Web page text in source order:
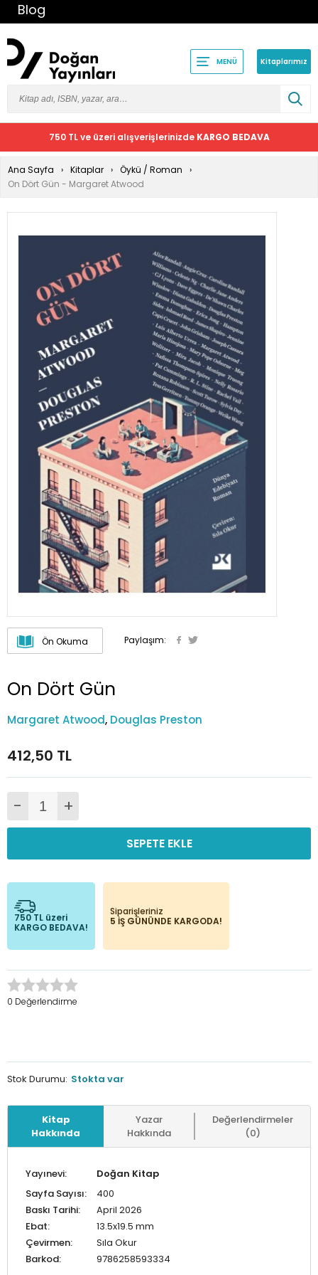
Blog
MENÜ Kitaplarımız
750 TL ve üzeri alışverişlerinizde KARGO BEDAVA
Ana Sayfa Kitaplar
Öykü / Roman
On Dört Gün - Margaret Atwood
Ön Okuma Paylaşım:
On Dört Gün
Margaret Atwood, Douglas Preston
412,50 TL
- +
SEPETE EKLE
750 TL üzeri
KARGO BEDAVA!
Siparişleriniz
5 İŞ GÜNÜNDE KARGODA!
0 Değerlendirme
Stok Durumu: Stokta var
Kitap
Hakkında
Yazar
Hakkında
Değerlendirmeler
(0)
Yayınevi:
Doğan Kitap
Sayfa Sayısı:
400
Baskı Tarihi:
April 2026
Ebat:
13.5x19.5 mm
Çevirmen:
Sıla Okur
Barkod:
9786258593334